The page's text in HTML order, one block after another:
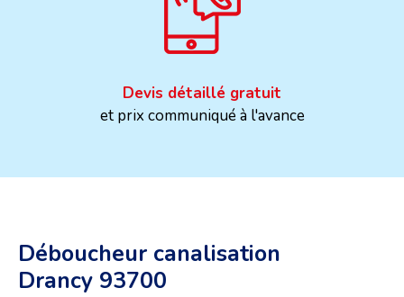
Devis détaillé gratuit
et prix communiqué à l'avance
Déboucheur canalisation
Drancy 93700